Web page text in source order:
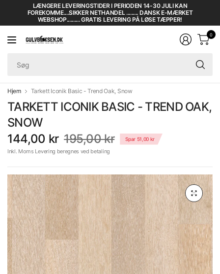
LÆNGERE LEVERINGSTIDER I PERIODEN 14-30 JULI KAN
FOREKOMME....SIKKER NETHANDEL ......... DANSK E-MÆRKET
WEBSHOP.......... GRATIS LEVERING PÅ LØSE TÆPPER!
0
Hjem Tarkett Iconik Basic - Trend Oak, Snow
TARKETT ICONIK BASIC - TREND OAK,
SNOW
144,00 kr 195,00 kr Spar 51,00 kr
Inkl. Moms Levering beregnes ved betaling